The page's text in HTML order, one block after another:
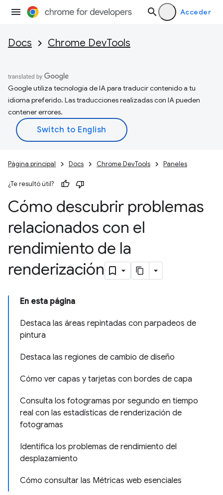
Acceder
Docs Chrome DevTools
Google utiliza tecnología de IA para traducir contenido a tu
idioma preferido. Las traducciones realizadas con IA pueden
contener errores.
Página principal Docs Chrome DevTools Paneles
¿Te resultó útil?
Cómo descubrir problemas
relacionados con el
rendimiento de la
renderización
En esta página
Destaca las áreas repintadas con parpadeos de
pintura
Destaca las regiones de cambio de diseño
Cómo ver capas y tarjetas con bordes de capa
Consulta los fotogramas por segundo en tiempo
real con las estadísticas de renderización de
fotogramas
Identifica los problemas de rendimiento del
desplazamiento
Cómo consultar las Métricas web esenciales